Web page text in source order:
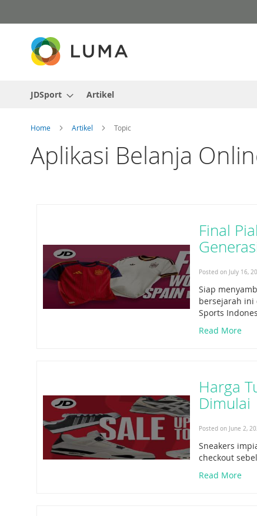
to
Content
JDSport Artikel
Home Artikel Topic
Aplikasi Belanja
Final
Posted on July 16,
Siap
bersejarah ini
Sports
Read More
Harga
Dimulai
Posted on June 2,
Sneakers
checkout
Read More